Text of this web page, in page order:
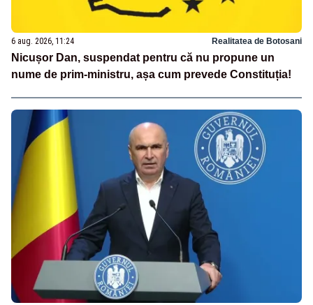
6 aug. 2026, 11:24 Realitatea de Botosani
Nicușor Dan, suspendat pentru că nu propune un
nume de prim-ministru, așa cum prevede Constituția!